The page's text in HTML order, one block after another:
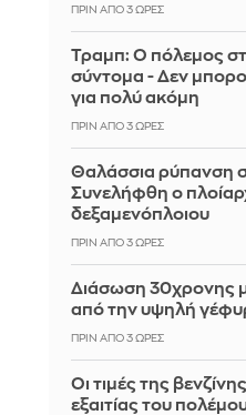
ΠΡΙΝ ΑΠΌ 3 ΏΡΕΣ
Τραμπ: Ο πόλεμος
σύντομα - Δεν
για πολύ ακόμη
ΠΡΙΝ ΑΠΌ 3 ΏΡΕΣ
Θαλάσσια ρύπανση
Συνελήφθη ο
δεξαμενόπλοιου
ΠΡΙΝ ΑΠΌ 3 ΏΡΕΣ
Διάσωση 30χρονης
από την υψηλή
ΠΡΙΝ ΑΠΌ 3 ΏΡΕΣ
Οι τιμές της
εξαιτίας του